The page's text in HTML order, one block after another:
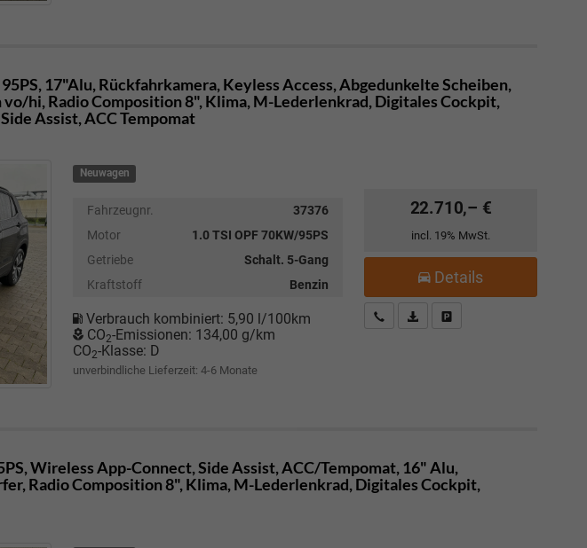
17"Alu, Rückfahrkamera, Keyless Access, Abgedunkelte Scheiben,
hi, Radio Composition 8", Klima, M-Lederlenkrad, Digitales Cockpit,
Assist, ACC Tempomat
Neuwagen
Fahrzeugnr.
37376
Motor
1.0 TSI OPF 70KW/95PS
Getriebe
Schalt. 5-Gang
Kraftstoff
Benzin
Verbrauch kombiniert: 5,90 l/100km
CO2-Emissionen: 134,00 g/km
CO2-Klasse: D
unverbindliche Lieferzeit: 4-6 Monate
22.710,– €
incl. 19% MwSt.
Details
Kostenloser Rückruf-Service
PDF-Datei, Fahrzeugexposé
Wireless App-Connect, Side Assist, ACC/Tempomat, 16" Alu,
Radio Composition 8", Klima, M-Lederlenkrad, Digitales Cockpit,